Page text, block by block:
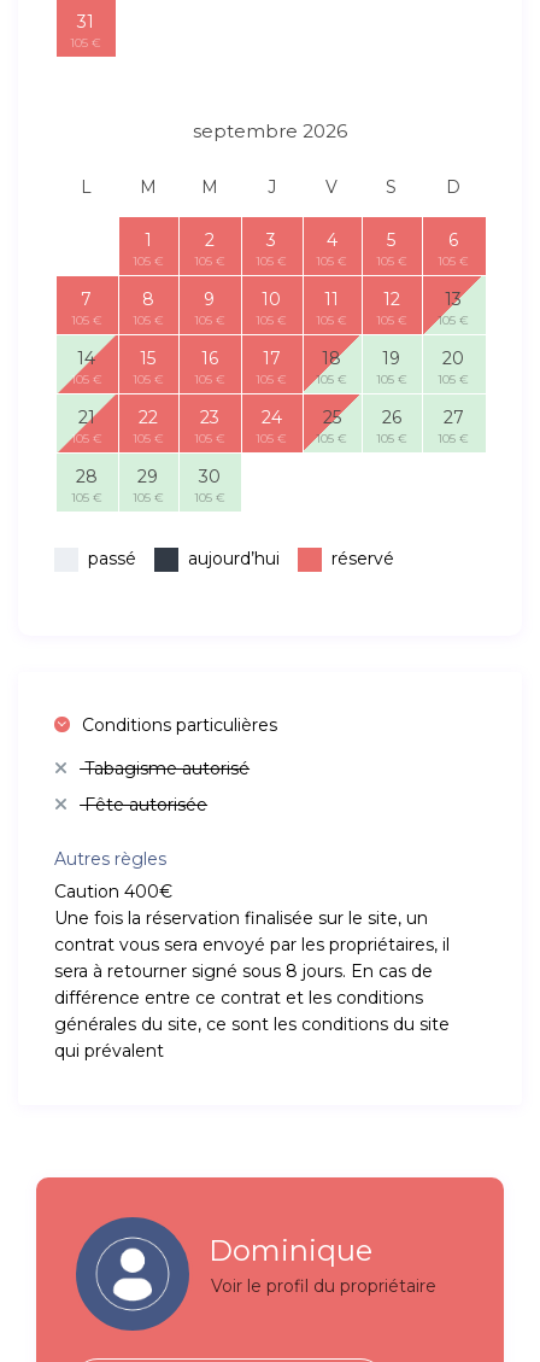
31
105 €
septembre 2026
L M M J V S D
1
105 €
2
105 €
3
105 €
4
105 €
5
105 €
6
105 €
7
105 €
8
105 €
9
105 €
10
105 €
11
105 €
12
105 €
13
105 €
14
105 €
15
105 €
16
105 €
17
105 €
18
105 €
19
105 €
20
105 €
21
105 €
22
105 €
23
105 €
24
105 €
25
105 €
26
105 €
27
105 €
28
105 €
29
105 €
30
105 €
passé aujourd’hui réservé
Conditions particulières
Tabagisme autorisé
Fête autorisée
Autres règles
Caution 400€
Une fois la réservation finalisée sur le site, un
contrat vous sera envoyé par les propriétaires, il
sera à retourner signé sous 8 jours. En cas de
différence entre ce contrat et les conditions
générales du site, ce sont les conditions du site
qui prévalent
Dominique
Voir le profil du propriétaire